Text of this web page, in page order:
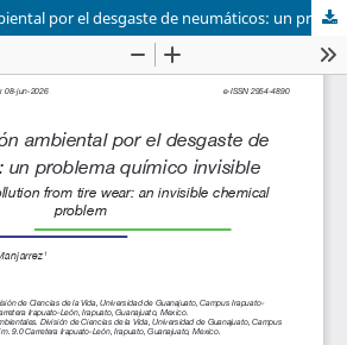
Contaminación ambiental por el desgaste de neumáticos: un problema químico invisible